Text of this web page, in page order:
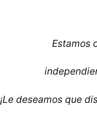
Estamos
¡Le deseamos que